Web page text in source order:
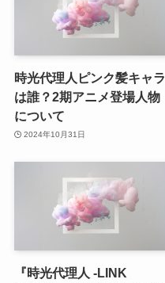
時光代理人ピンク髪キャラ
は誰？2期アニメ登場人物
について
2024年10月31日
『時光代理人 -LINK